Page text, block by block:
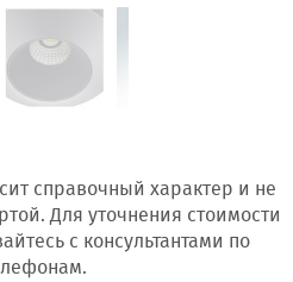
справочный характер и не
Для уточнения стоимости
с консультантами по